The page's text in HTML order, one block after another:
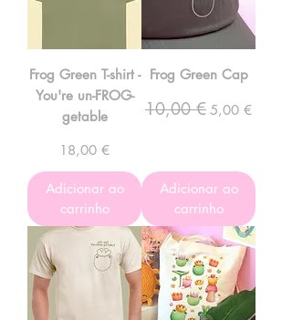
Frog Green T-shirt -
You're un-FROG-
getable
Preço
18,00 €
Adicionar ao
carrinho
Frog Green Cap
Preço normal
10,00 € Preço
5,00 €
Adicionar ao
carrinho